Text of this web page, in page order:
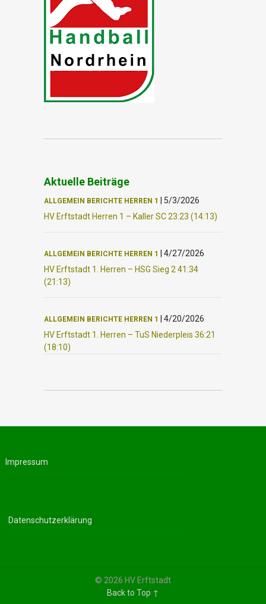
Aktuelle Beiträge
ALLGEMEIN BERICHTE HERREN 1
5/3/2026
HV Erftstadt Herren 1 – Kaller SC 23:23 (14:13)
ALLGEMEIN BERICHTE HERREN 1
4/27/2026
HV Erftstadt 1. Herren – HSG Sieg 2 41:34
(21:13)
ALLGEMEIN BERICHTE HERREN 1
4/20/2026
HV Erftstadt 1. Herren – TuS Niederpleis 36:21
(18:10)
Impressum
Datenschutzerklärung
© 2026 HV Erftstadt
Back to Top ↑